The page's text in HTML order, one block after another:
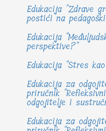
Edukacija "Zdrave
postići na
Edukacija
perspektive?"
Edukacija "Stres
Edukacija za
priručnik
odgojitelje i
Edukacija za